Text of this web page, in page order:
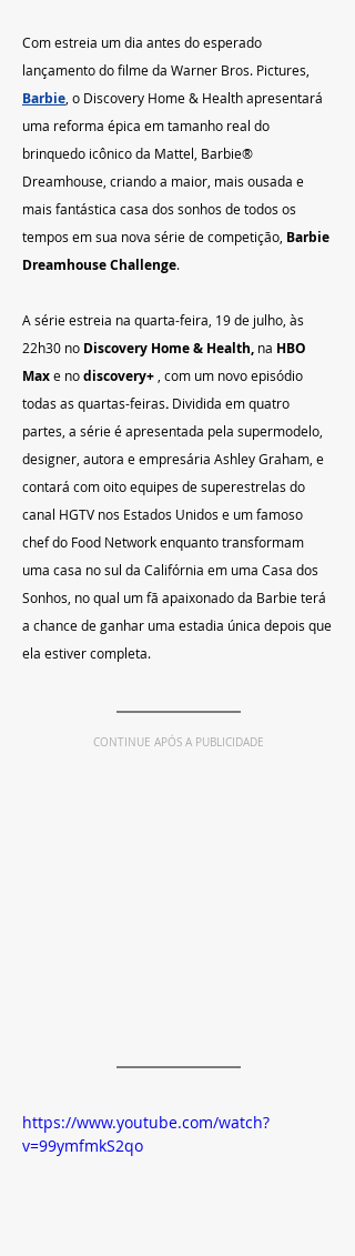
Com estreia um dia antes do esperado
lançamento do filme da Warner Bros. Pictures,
Barbie , o Discovery Home & Health apresentará
uma reforma épica em tamanho real do
brinquedo icônico da Mattel, Barbie®
Dreamhouse, criando a maior, mais ousada e
mais fantástica casa dos sonhos de todos os
tempos em sua nova série de competição, Barbie
Dreamhouse Challenge.
A série estreia na quarta-feira, 19 de julho, às
22h30 no Discovery Home & Health, na HBO
Max e no discovery+ , com um novo episódio
todas as quartas-feiras. Dividida em quatro
partes, a série é apresentada pela supermodelo,
designer, autora e empresária Ashley Graham, e
contará com oito equipes de superestrelas do
canal HGTV nos Estados Unidos e um famoso
chef do Food Network enquanto transformam
uma casa no sul da Califórnia em uma Casa dos
Sonhos, no qual um fã apaixonado da Barbie terá
a chance de ganhar uma estadia única depois que
ela estiver completa.
CONTINUE APÓS A PUBLICIDADE
https://www.youtube.com/watch?
v=99ymfmkS2qo